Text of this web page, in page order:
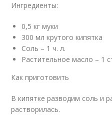
Ингредиенты:
0,5 кг муки
300 мл крутого кипятка
Соль – 1 ч. л.
Растительное масло – 1
Как приготовить
В кипятке разводим соль и
растворилась.